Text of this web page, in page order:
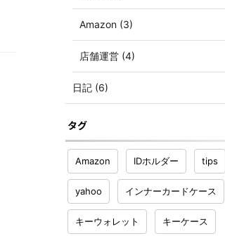
Amazon (3)
店舗運営 (4)
日記 (6)
タグ
Amazon IDホルダー tips
yahoo インナーカードケース
キーウォレット キーケース